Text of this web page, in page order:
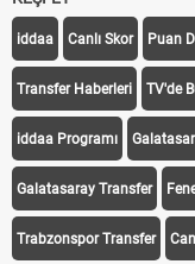
iddaa Canlı Skor Puan
Transfer Haberleri TV'de
iddaa Programı
Galatasaray Transfer
Trabzonspor Transfer